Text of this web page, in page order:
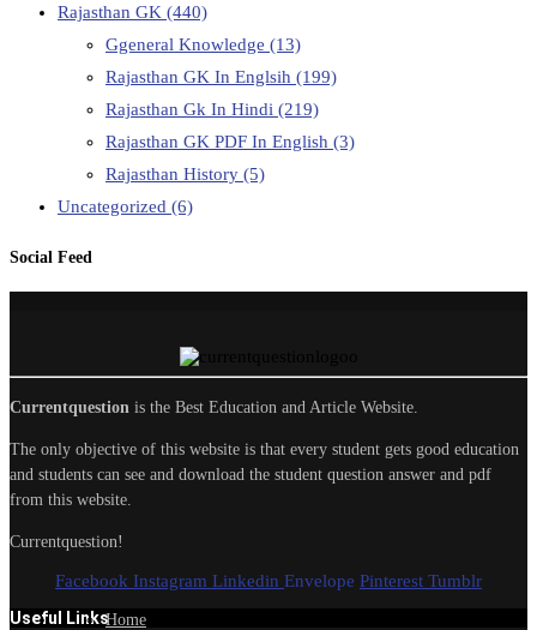
Rajasthan GK (440)
Ggeneral Knowledge (13)
Rajasthan GK In Englsih (199)
Rajasthan Gk In Hindi (219)
Rajasthan GK PDF In English (3)
Rajasthan History (5)
Uncategorized (6)
Social Feed
Currentquestion is the Best Education and Article Website.
The only objective of this website is that every student gets good education
and students can see and download the student question answer and pdf
from this website.
Currentquestion!
Facebook Instagram Linkedin Envelope Pinterest Tumblr
Useful LinksHome